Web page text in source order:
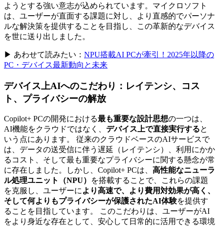
ようとする強い意志が込められています。マイクロソフト
は、ユーザーが直面する課題に対し、より直感的でパーソナ
ルな解決策を提供することを目指し、この革新的なデバイス
を世に送り出しました。
▶ あわせて読みたい： NPU搭載AI PCが牽引！2025年以降の
PC・デバイス最新動向と未来
デバイス上AIへのこだわり：レイテンシ、コス
ト、プライバシーの解放
Copilot+ PCの開発における最も重要な設計思想の一つは、
AI機能をクラウドではなく、 デバイス上で直接実行すると
いう点にあります。 従来のクラウドベースのAIサービスで
は、データの送受信に伴う遅延（レイテンシ）、利用にかか
るコスト、そして最も重要なプライバシーに関する懸念が常
に存在しました。しかし、Copilot+ PCは、 高性能なニューラ
ル処理ユニット（NPU）
を搭載することで、これらの課題
を克服し、ユーザーにより高速で、より費用対効果が高く、
そして何よりもプライバシーが保護されたAI体験を提供す
ることを目指しています。 このこだわりは、ユーザーがAI
をより身近な存在として、安心して日常的に活用できる環境